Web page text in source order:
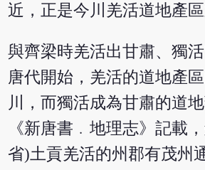
近，正是今川羌活道地產區
與齊梁時羌活出甘肅、獨活
唐代開始，羌活的道地產
川，而獨活成為甘肅的道
《新唐書﹒地理志》記載
省)土貢羌活的州郡有茂州